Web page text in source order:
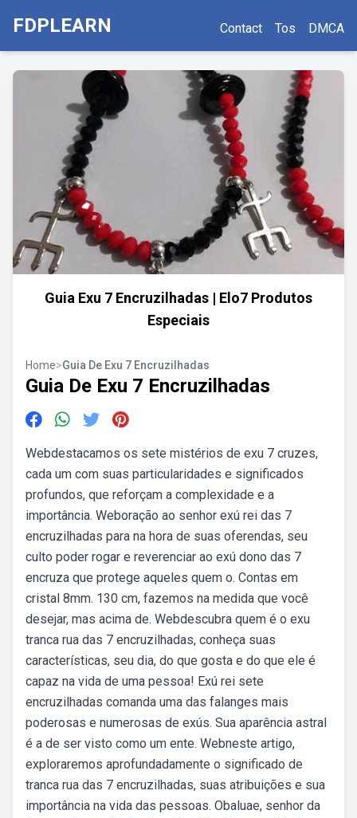
FDPLEARN Contact Tos DMCA
Guia Exu 7 Encruzilhadas | Elo7 Produtos
Especiais
Home>Guia De Exu 7 Encruzilhadas
Guia De Exu 7 Encruzilhadas
Webdestacamos os sete mistérios de exu 7 cruzes,
cada um com suas particularidades e significados
profundos, que reforçam a complexidade e a
importância. Weboração ao senhor exú rei das 7
encruzilhadas para na hora de suas oferendas, seu
culto poder rogar e reverenciar ao exú dono das 7
encruza que protege aqueles quem o. Contas em
cristal 8mm. 130 cm, fazemos na medida que você
desejar, mas acima de. Webdescubra quem é o exu
tranca rua das 7 encruzilhadas, conheça suas
características, seu dia, do que gosta e do que ele é
capaz na vida de uma pessoa! Exú rei sete
encruzilhadas comanda uma das falanges mais
poderosas e numerosas de exús. Sua aparência astral
é a de ser visto como um ente. Webneste artigo,
exploraremos aprofundadamente o significado de
tranca rua das 7 encruzilhadas, suas atribuições e sua
importância na vida das pessoas. Obaluae, senhor da